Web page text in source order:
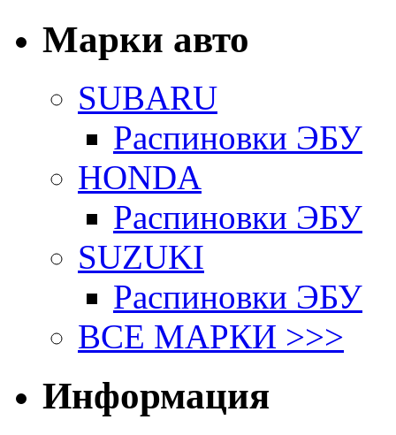
Марки авто
SUBARU
Распиновки ЭБУ
HONDA
Распиновки ЭБУ
SUZUKI
Распиновки ЭБУ
ВСЕ МАРКИ >>>
Информация